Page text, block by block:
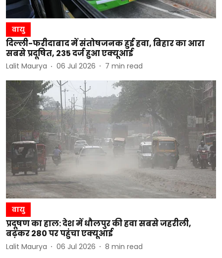
वायु
दिल्ली-फरीदाबाद में संतोषजनक हुई हवा, बिहार का आरा
सबसे प्रदूषित, 235 दर्ज हुआ एक्यूआई
Lalit Maurya 06 Jul 2026 7 min read
वायु
प्रदूषण का हाल: देश में धौलपुर की हवा सबसे जहरीली,
बढ़कर 280 पर पहुंचा एक्यूआई
Lalit Maurya 06 Jul 2026 8 min read